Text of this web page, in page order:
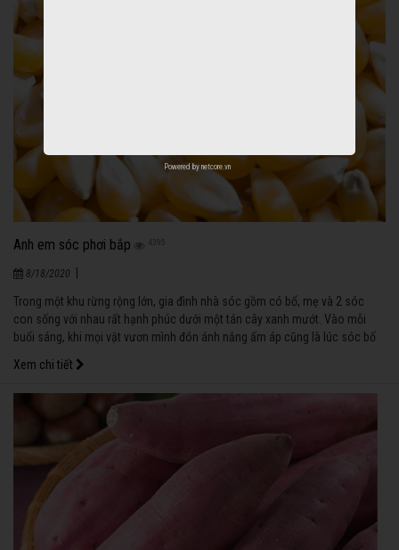
Anh em sóc phơi bắp 4395
8/18/2020
Trong một khu rừng rộng lớn, gia đình nhà sóc gồm có bố, mẹ và 2 sóc
con sống với nhau rất hạnh phúc dưới một tán cây xanh mướt. Vào mỗi
buổi sáng, khi mọi vật vươn mình đón ánh nắng ấm áp cũng là lúc sóc bố
Xem chi tiết
Powered bynetcore.vn